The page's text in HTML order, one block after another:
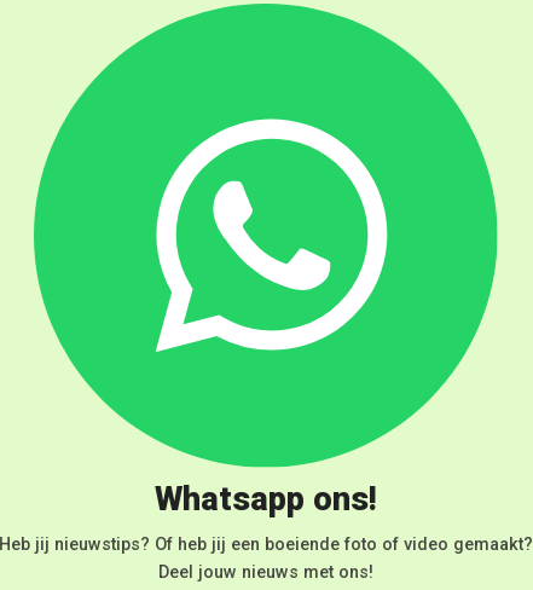
Whatsapp ons!
Heb jij nieuwstips? Of heb jij een boeiende foto of video gemaakt?
Deel jouw nieuws met ons!